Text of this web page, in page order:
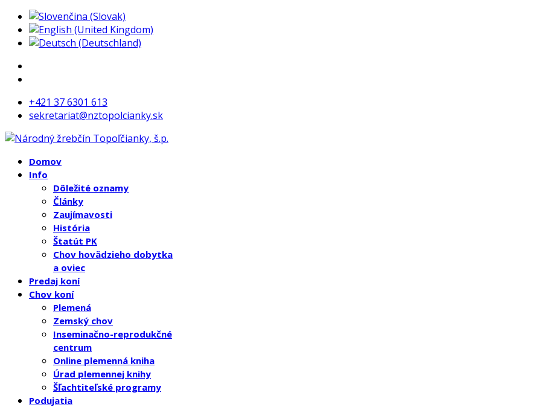
+421 37 6301 613
sekretariat@nztopolcianky.sk
Domov
Info
Dôležité oznamy
Články
Zaujímavosti
História
Štatút PK
Chov hovädzieho dobytka
a oviec
Predaj koní
Chov koní
Plemená
Zemský chov
Inseminačno-reprodukčné
centrum
Online plemenná kniha
Úrad plemennej knihy
Šľachtiteľské programy
Podujatia